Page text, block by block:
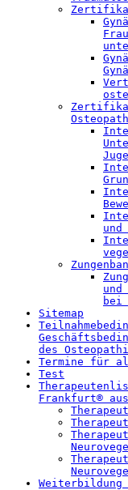
und
und
bei
Sitemap
des
Termine für
Test
Frankfurt®
Weiterbildung